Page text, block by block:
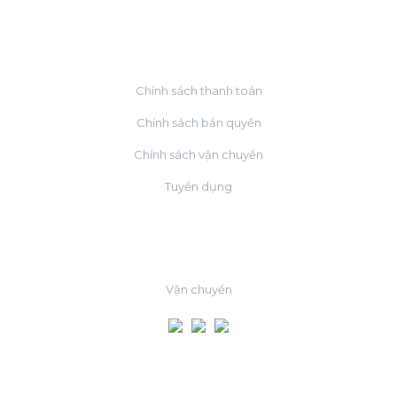
Chính sách thanh toán
Chính sách bản quyền
Chính sách vận chuyển
Tuyển dụng
Vận chuyển